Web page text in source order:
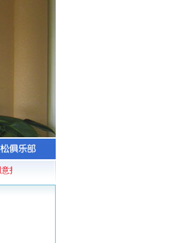
打造的专利产品——减压放松舱，它基于经典